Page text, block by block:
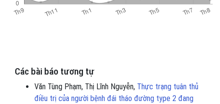
Các bài báo tương tự
Văn Tùng Phạm, Thị Lĩnh Nguyễn, Thực trạng tuân thủ
điều trị của người bệnh đái tháo đường type 2 đang